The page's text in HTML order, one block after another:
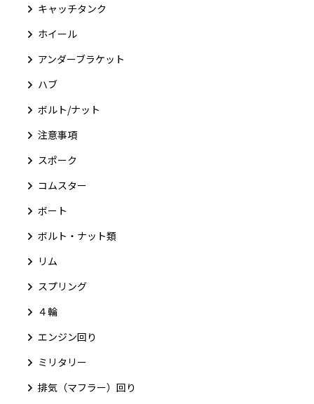
キャッチタンク
ホイール
アンダーブラケット
ハブ
ボルト/ナット
注意事項
スポーク
コムスター
ボート
ボルト・ナット類
リム
スプリング
４輪
エンジン回り
ミリタリー
排気（マフラー）回り